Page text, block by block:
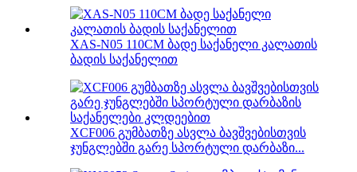
XAS-N05 110CM ბადე საქანელი კალათის
ბადის საქანელით
XCF006 გუმბათზე ასვლა ბავშვებისთვის
ჯუნგლებში გარე სპორტული დარბაზი...